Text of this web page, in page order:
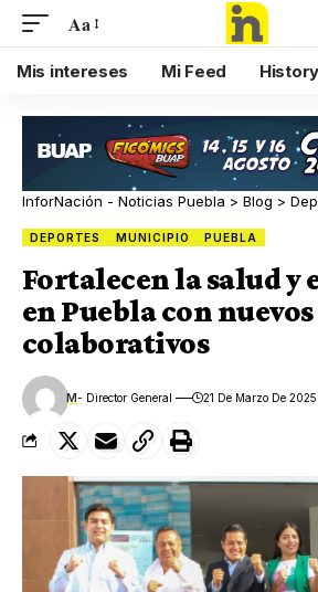
Aa
Mis intereses Mi Feed History
InforNación - Noticias Puebla > Blog >
DEPORTES MUNICIPIO PUEBLA
Fortalecen la salud y
en Puebla con
colaborativos
M- Director General 21 De Marzo De 2025